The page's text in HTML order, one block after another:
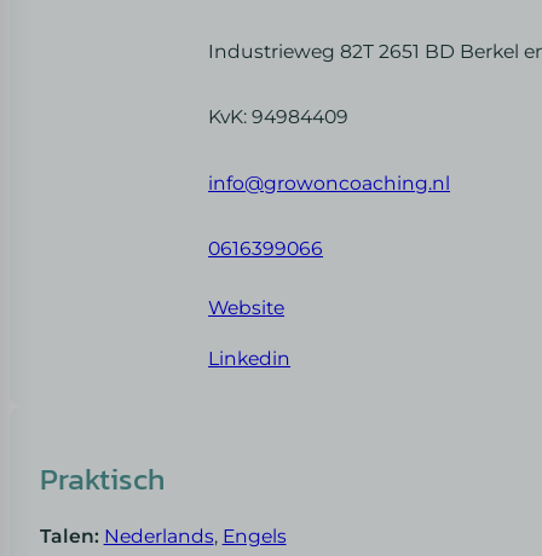
Industrieweg 82T 2651 BD Berkel
KvK: 94984409
info@growoncoaching.nl
0616399066
Website
Linkedin
Praktisch
Talen: Nederlands, Engels